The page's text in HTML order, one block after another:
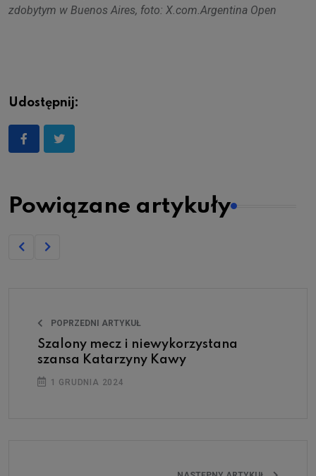
zdobytym w Buenos Aires, foto: X.com.Argentina Open
Udostępnij:
Powiązane artykuły
POPRZEDNI ARTYKUŁ
Szalony mecz i niewykorzystana
szansa Katarzyny Kawy
1 GRUDNIA 2024